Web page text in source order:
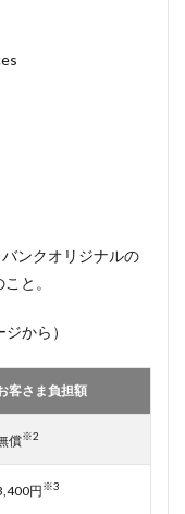
ンクオリジナルの
と。
から）
客さま負担額
償※2
円※3